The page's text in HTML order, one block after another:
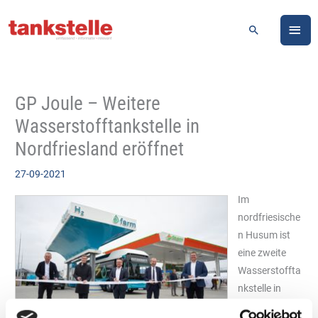
Inhalt
Suchen
GP Joule – Weitere
Wasserstofftankstelle in
Nordfriesland eröffnet
27-09-2021
Im
nordfriesische
n Husum ist
eine zweite
Wasserstoffta
nkstelle in